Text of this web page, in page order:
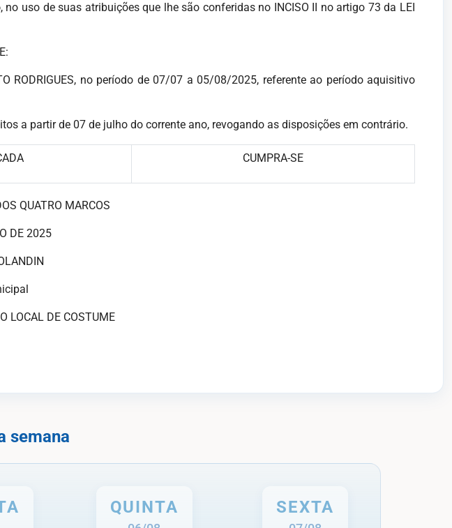
uso de suas atribuições que lhe são conferi­das no INCISO II no artigo 73 da LEI
RODRIGUES, no período de 07/07 a 05/08/2025, referente ao período aquisitivo
a partir de 07 de julho do corrente ano, revogando as disposições em contrário.
CUMPRA-SE
QUATRO MARCOS
DE 2025
LOCAL DE COSTUME
semana
QUINTA SEXTA